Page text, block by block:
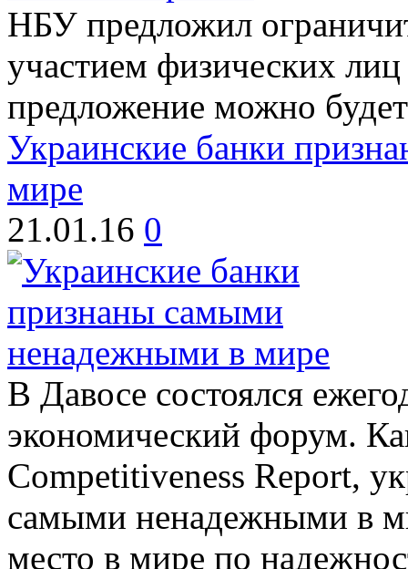
НБУ предложил
участием физических
предложение можно
Украинские банки
мире
21.01.16 0
В Давосе состоялся
экономический форум.
Competitiveness Report,
самыми ненадежными в
место в мире по